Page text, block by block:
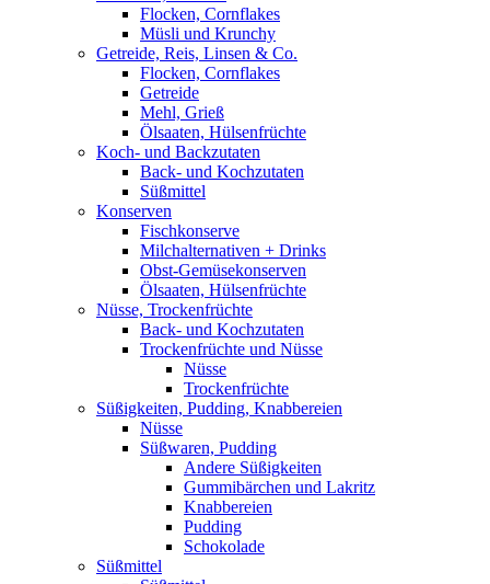
Flocken, Cornflakes
Müsli und Krunchy
Getreide, Reis, Linsen & Co.
Flocken, Cornflakes
Getreide
Mehl, Grieß
Ölsaaten, Hülsenfrüchte
Koch- und Backzutaten
Back- und Kochzutaten
Süßmittel
Konserven
Fischkonserve
Milchalternativen + Drinks
Obst-Gemüsekonserven
Ölsaaten, Hülsenfrüchte
Nüsse, Trockenfrüchte
Back- und Kochzutaten
Trockenfrüchte und Nüsse
Nüsse
Trockenfrüchte
Süßigkeiten, Pudding, Knabbereien
Nüsse
Süßwaren, Pudding
Andere Süßigkeiten
Gummibärchen und Lakritz
Knabbereien
Pudding
Schokolade
Süßmittel